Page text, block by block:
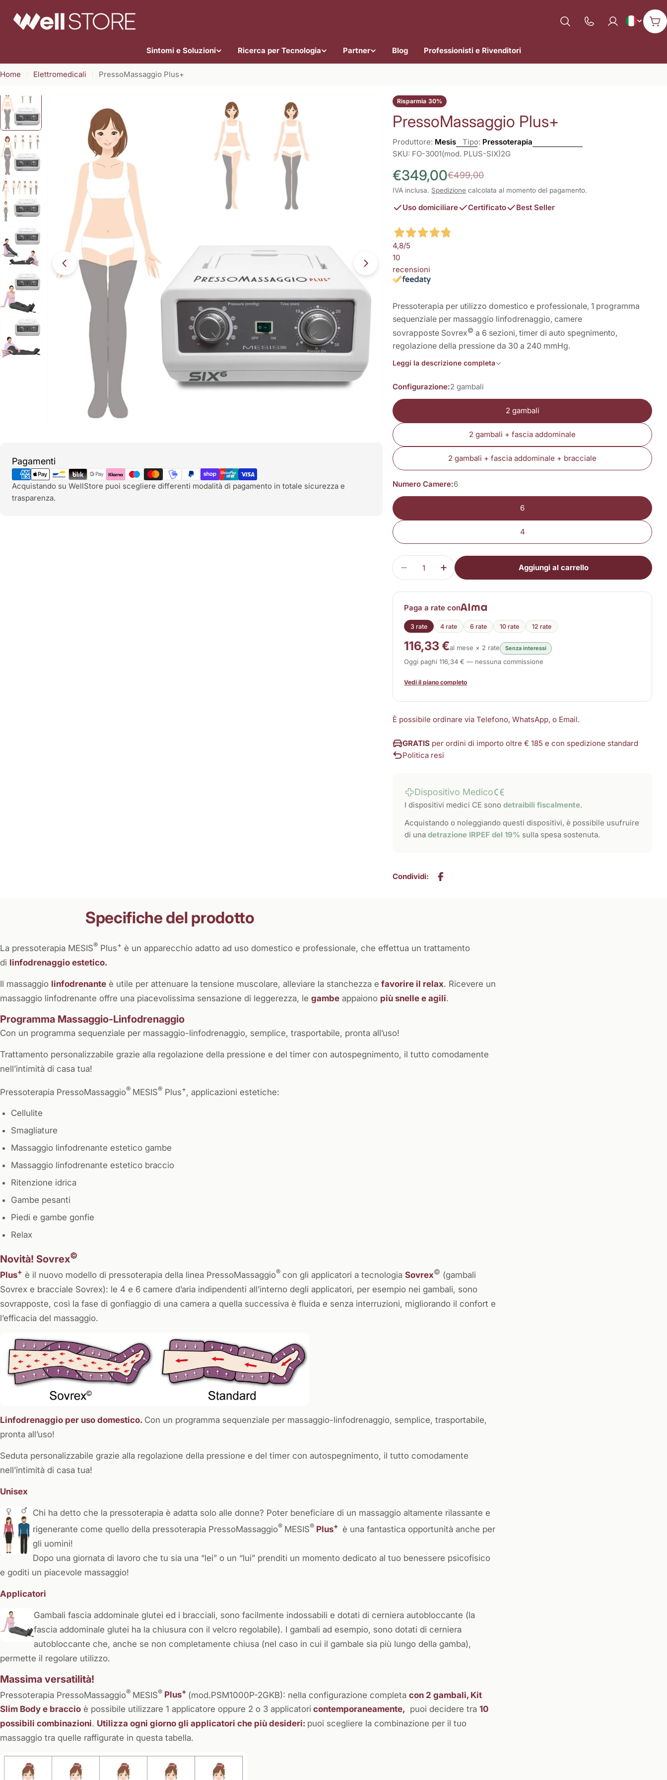
contenuto
Mostra
di
L
n
Italiano
Sintomi e Soluzioni Ricerca per Tecnologia Partner Blog Professionisti e Rivenditori
Home Elettromedicali PressoMassaggio Plus+
Apri supporto 12 in modalità modale Apri supporto 13 in modalità modale
Pagamenti
Metodi
di
pagamento
Acquistando su WellStore puoi scegliere differenti modalità di pagamento in totale sicurezza e
trasparenza.
Risparmia 30%
PressoMassaggio Plus+
Produttore: Mesis Tipo: Pressoterapia
SKU: FO-3001(mod. PLUS-SIX)2G
Prezzo
di
vendita
€349,00
Prezzo
normale
€499,00
IVA inclusa. Spedizione calcolata al momento del pagamento.
Uso domiciliare Certificato Best Seller
4,8/5
10
recensioni
Pressoterapia per utilizzo domestico e professionale, 1 programma
sequenziale per massaggio linfodrenaggio, camere
sovrapposte Sovrex© a 6 sezioni, timer di auto spegnimento,
regolazione della pressione da 30 a 240 mmHg.
Leggi la descrizione completa
Configurazione:2 gambali
2 gambali
2 gambali + fascia addominale
2 gambali + fascia addominale + bracciale
Numero Camere:6
6
4
Quantità
Diminuisci la quantità per PressoMassaggio Plus+
Aumenta la quantità per PressoMassaggio Plus+
Aggiungi al carrello
Paga a rate con
3 rate 4 rate 6 rate 10 rate 12 rate
116,33 €al mese × 2 rate Senza interessi
Oggi paghi 116,34 € — nessuna commissione
Vedi il piano completo
È possibile ordinare via Telefono, WhatsApp, o Email.
GRATIS per ordini di importo oltre € 185 e con spedizione standard
Politica resi
Dispositivo Medico
I dispositivi medici CE sonodetraibili fiscalmente.
Acquistando o noleggiando questi dispositivi, è possibile usufruire
di unadetrazione IRPEF del 19% sulla spesa sostenuta.
Condividi:
Specifiche del prodotto
La pressoterapia MESIS® Plus+ è un apparecchio adatto ad uso domestico e professionale, che effettua un trattamento
di linfodrenaggio estetico.
Il massaggio linfodrenante è utile per attenuare la tensione muscolare, alleviare la stanchezza e favorire il relax. Ricevere un
massaggio linfodrenante offre una piacevolissima sensazione di leggerezza, le gambe appaiono più snelle e agili.
Programma Massaggio-Linfodrenaggio
Con un programma sequenziale per massaggio-linfodrenaggio, semplice, trasportabile, pronta all’uso!
Trattamento personalizzabile grazie alla regolazione della pressione e del timer con autospegnimento, il tutto comodamente
nell’intimità di casa tua!
Pressoterapia PressoMassaggio® MESIS® Plus+, applicazioni estetiche:
Cellulite
Smagliature
Massaggio linfodrenante estetico gambe
Massaggio linfodrenante estetico braccio
Ritenzione idrica
Gambe pesanti
Piedi e gambe gonfie
Relax
Novità! Sovrex©
Plus+ è il nuovo modello di pressoterapia della linea PressoMassaggio® con gli applicatori a tecnologia Sovrex© (gambali
Sovrex e bracciale Sovrex): le 4 e 6 camere d’aria indipendenti all’interno degli applicatori, per esempio nei gambali, sono
sovrapposte, così la fase di gonfiaggio di una camera a quella successiva è fluida e senza interruzioni, migliorando il confort e
l’efficacia del massaggio.
Linfodrenaggio per uso domestico. Con un programma sequenziale per massaggio-linfodrenaggio, semplice, trasportabile,
pronta all’uso!
Seduta personalizzabile grazie alla regolazione della pressione e del timer con autospegnimento, il tutto comodamente
nell’intimità di casa tua!
Unisex
Chi ha detto che la pressoterapia è adatta solo alle donne? Poter beneficiare di un massaggio altamente rilassante e
rigenerante come quello della pressoterapia PressoMassaggio® MESIS® Plus+ è una fantastica opportunità anche per
gli uomini!
Dopo una giornata di lavoro che tu sia una “lei” o un “lui” prenditi un momento dedicato al tuo benessere psicofisico
e goditi un piacevole massaggio!
Applicatori
Gambali fascia addominale glutei ed i bracciali, sono facilmente indossabili e dotati di cerniera autobloccante (la
fascia addominale glutei ha la chiusura con il velcro regolabile). I gambali ad esempio, sono dotati di cerniera
autobloccante che, anche se non completamente chiusa (nel caso in cui il gambale sia più lungo della gamba),
permette il regolare utilizzo.
Massima versatilità!
Pressoterapia PressoMassaggio® MESIS® Plus+ (mod.PSM1000P-2GKB): nella configurazione completa con 2 gambali, Kit
Slim Body e braccio è possibile utilizzare 1 applicatore oppure 2 o 3 applicatori contemporaneamente, puoi decidere tra 10
possibili combinazioni. Utilizza ogni giorno gli applicatori che più desideri: puoi scegliere la combinazione per il tuo
massaggio tra quelle raffigurate in questa tabella.